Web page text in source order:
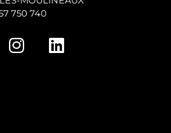
750 740